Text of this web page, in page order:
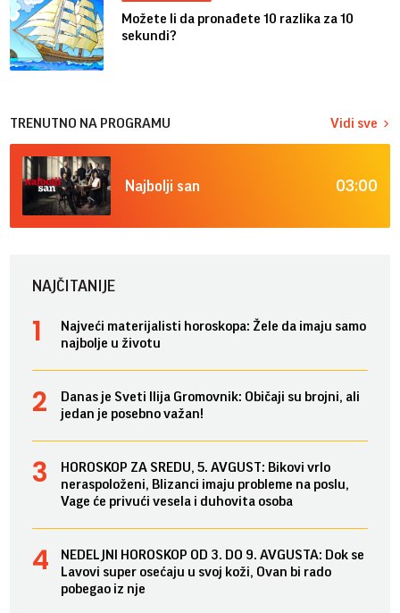
Možete li da pronađete 10 razlika za 10
sekundi?
TRENUTNO NA PROGRAMU Vidi sve
Najbolji san 03:00
NAJČITANIJE
Najveći materijalisti horoskopa: Žele da imaju samo
najbolje u životu
Danas je Sveti Ilija Gromovnik: Običaji su brojni, ali
jedan je posebno važan!
HOROSKOP ZA SREDU, 5. AVGUST: Bikovi vrlo
neraspoloženi, Blizanci imaju probleme na poslu,
Vage će privući vesela i duhovita osoba
NEDELJNI HOROSKOP OD 3. DO 9. AVGUSTA: Dok se
Lavovi super osećaju u svoj koži, Ovan bi rado
pobegao iz nje